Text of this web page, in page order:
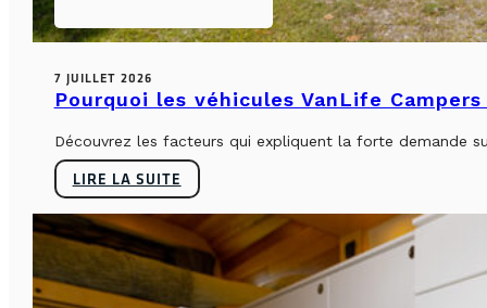
7 JUILLET 2026
Pourquoi les véhicules VanLife
Découvrez les facteurs qui expliquent la forte demande
LIRE LA SUITE